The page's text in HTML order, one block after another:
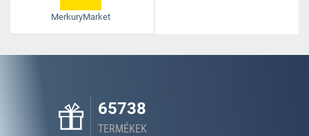
MerkuryMarket
65738
TERMÉKEK